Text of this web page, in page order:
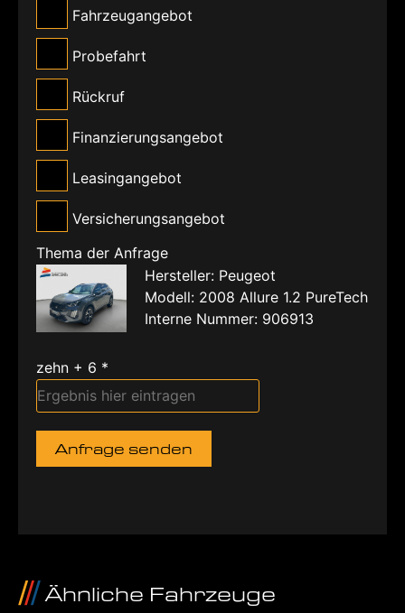
Fahrzeugangebot
Probefahrt
Rückruf
Finanzierungsangebot
Leasingangebot
Versicherungsangebot
Thema der Anfrage
Hersteller: Peugeot
Modell: 2008 Allure 1.2 PureTech
Interne Nummer: 906913
zehn + 6 *
Anfrage senden
Ähnliche Fahrzeuge